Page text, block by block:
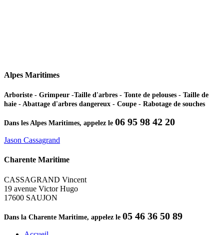
Alpes Maritimes
Arboriste - Grimpeur -Taille d'arbres - Tonte de pelouses - Taille de
haie - Abattage d'arbres dangereux - Coupe - Rabotage de souches
Dans les Alpes Maritimes, appelez le 06 95 98 42 20
Jason Cassagrand
Charente Maritime
CASSAGRAND Vincent
19 avenue Victor Hugo
17600 SAUJON
Dans la Charente Maritime, appelez le 05 46 36 50 89